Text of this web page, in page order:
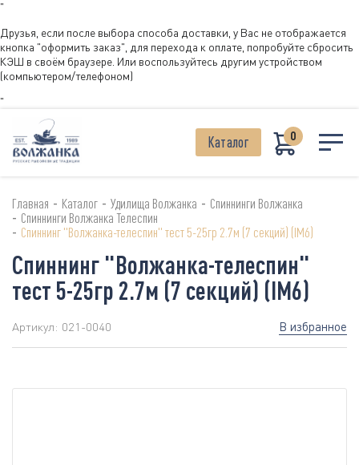
"
Друзья, если после выбора способа доставки, у Вас не отображается
кнопка "оформить заказ", для перехода к оплате, попробуйте сбросить
КЭШ в своём браузере. Или воспользуйтесь другим устройством
(компьютером/телефоном)
"
Каталог 0
Главная - Каталог - Удилища Волжанка - Спиннинги Волжанка
- Спиннинги Волжанка Телеспин
- Спиннинг "Волжанка-телеспин" тест 5-25гр 2.7м (7 секций) (IM6)
Спиннинг "Волжанка-телеспин"
тест 5-25гр 2.7м (7 секций) (IM6)
Артикул: 021-0040 В избранное